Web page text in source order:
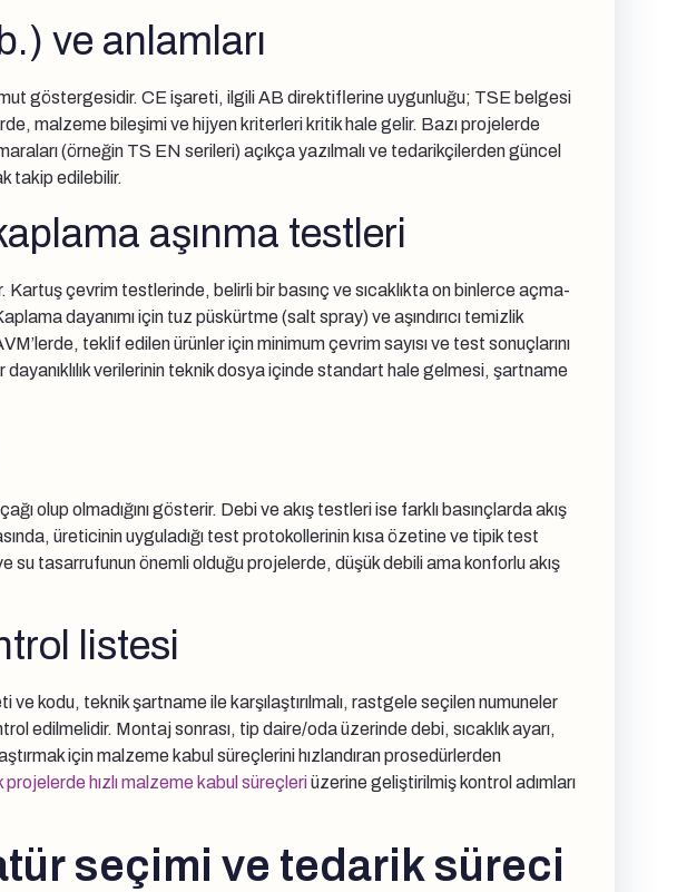
ve anlamları
göstergesidir. CE işareti, ilgili AB direktiflerine uygunluğu; TSE belgesi
malzeme bileşimi ve hijyen kriterleri kritik hale gelir. Bazı projelerde
(örneğin TS EN serileri) açıkça yazılmalı ve tedarikçilerden güncel
takip edilebilir.
aşınma testleri
çevrim testlerinde, belirli bir basınç ve sıcaklıkta on binlerce açma-
dayanımı için tuz püskürtme (salt spray) ve aşındırıcı temizlik
teklif edilen ürünler için minimum çevrim sayısı ve test sonuçlarını
verilerinin teknik dosya içinde standart hale gelmesi, şartname
olup olmadığını gösterir. Debi ve akış testleri ise farklı basınçlarda akış
üreticinin uyguladığı test protokollerinin kısa özetine ve tipik test
tasarrufunun önemli olduğu projelerde, düşük debili ama konforlu akış
listesi
kodu, teknik şartname ile karşılaştırılmalı, rastgele seçilen numuneler
edilmelidir. Montaj sonrası, tip daire/oda üzerinde debi, sıcaklık ayarı,
için malzeme kabul süreçlerini hızlandıran prosedürlerden
projelerde hızlı malzeme kabul süreçleriüzerine geliştirilmiş kontrol adımları
seçimi ve tedarik süreci